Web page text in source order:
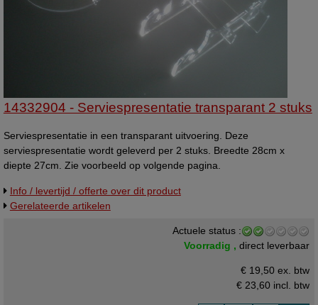
14332904 - Serviespresentatie transparant 2 stuks
Serviespresentatie in een transparant uitvoering. Deze
serviespresentatie wordt geleverd per 2 stuks. Breedte 28cm x
diepte 27cm. Zie voorbeeld op volgende pagina.
Info / levertijd / offerte over dit product
Gerelateerde artikelen
Actuele status :
Voorradig ,direct leverbaar
€ 19,50 ex. btw
€ 23,60 incl. btw